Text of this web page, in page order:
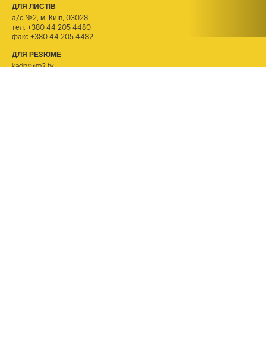
ДЛЯ ЛИСТІВ
а/с №2, м. Київ, 03028
тел. +380 44 205 4480
факс +380 44 205 4482
ДЛЯ РЕЗЮМЕ
kadry@m2.tv